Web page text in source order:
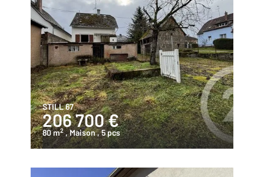
STILL 67
206 700 €
80 m2 , Maison, 5 pcs